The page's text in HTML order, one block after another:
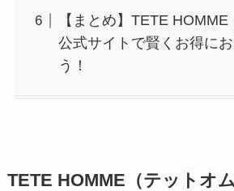
【まとめ】TETE HOMME
公式サイトで賢くお得に
う！
TETE HOMME（テットオ